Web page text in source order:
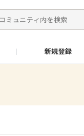
新規登録